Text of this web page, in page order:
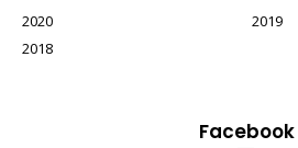
2020
2019
2018
Facebook